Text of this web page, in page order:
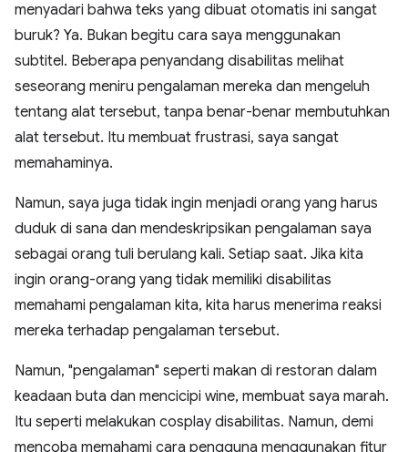
menyadari bahwa teks yang dibuat otomatis ini sangat
buruk? Ya. Bukan begitu cara saya menggunakan
subtitel. Beberapa penyandang disabilitas melihat
seseorang meniru pengalaman mereka dan mengeluh
tentang alat tersebut, tanpa benar-benar membutuhkan
alat tersebut. Itu membuat frustrasi, saya sangat
memahaminya.
Namun, saya juga tidak ingin menjadi orang yang harus
duduk di sana dan mendeskripsikan pengalaman saya
sebagai orang tuli berulang kali. Setiap saat. Jika kita
ingin orang-orang yang tidak memiliki disabilitas
memahami pengalaman kita, kita harus menerima reaksi
mereka terhadap pengalaman tersebut.
Namun, "pengalaman" seperti makan di restoran dalam
keadaan buta dan mencicipi wine, membuat saya marah.
Itu seperti melakukan cosplay disabilitas. Namun, demi
mencoba memahami cara pengguna menggunakan fitur